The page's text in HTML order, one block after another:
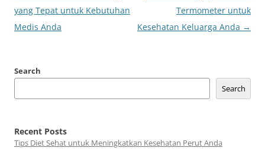
navigation
yang Tepat untuk Kebutuhan
Medis Anda
Termometer untuk
Kesehatan Keluarga Anda →
Search
Search
Recent Posts
Tips Diet Sehat untuk Meningkatkan Kesehatan Perut Anda